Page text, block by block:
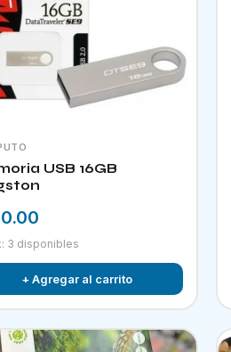
USB 16GB
3 disponibles
+ Agregar al carrito